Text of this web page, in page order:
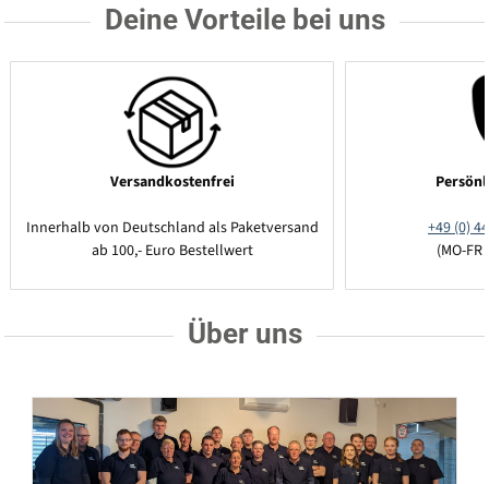
Deine Vorteile bei uns
Versandkostenfrei
Innerhalb von Deutschland als Paketversand
ab 100,- Euro Bestellwert
+49 (0)
(MO-
Über uns